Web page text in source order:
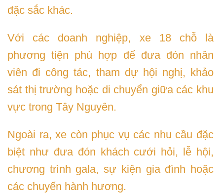
đặc sắc khác.
Với các doanh nghiệp, xe 18 chỗ là
phương tiện phù hợp để đưa đón nhân
viên đi công tác, tham dự hội nghị, khảo
sát thị trường hoặc di chuyển giữa các khu
vực trong Tây Nguyên.
Ngoài ra, xe còn phục vụ các nhu cầu đặc
biệt như đưa đón khách cưới hỏi, lễ hội,
chương trình gala, sự kiện gia đình hoặc
các chuyến hành hương.